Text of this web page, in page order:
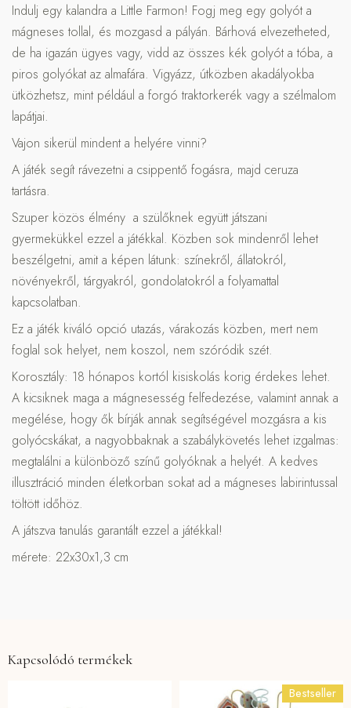
Indulj egy kalandra a Little Farmon! Fogj meg egy golyót a
mágneses tollal, és mozgasd a pályán. Bárhová elvezetheted,
de ha igazán ügyes vagy, vidd az összes kék golyót a tóba, a
piros golyókat az almafára. Vigyázz, útközben akadályokba
ütközhetsz, mint például a forgó traktorkerék vagy a szélmalom
lapátjai.
Vajon sikerül mindent a helyére vinni?
A játék segít rávezetni a csippentő fogásra, majd ceruza
tartásra.
Szuper közös élmény a szülőknek együtt játszani
gyermekükkel ezzel a játékkal. Közben sok mindenről lehet
beszélgetni, amit a képen látunk: színekről, állatokról,
növényekről, tárgyakról, gondolatokról a folyamattal
kapcsolatban.
Ez a játék kiváló opció utazás, várakozás közben, mert nem
foglal sok helyet, nem koszol, nem szóródik szét.
Korosztály: 18 hónapos kortól kisiskolás korig érdekes lehet.
A kicsiknek maga a mágnesesség felfedezése, valamint annak a
megélése, hogy ők bírják annak segítségével mozgásra a kis
golyócskákat, a nagyobbaknak a szabálykövetés lehet izgalmas:
megtalálni a különböző színű golyóknak a helyét. A kedves
illusztráció minden életkorban sokat ad a mágneses labirintussal
töltött időhöz.
A játszva tanulás garantált ezzel a játékkal!
mérete: 22x30x1,3 cm
Kapcsolódó termékek
Bestseller